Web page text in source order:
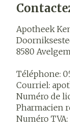
Apotheek
8580 Avelgem
Téléphone:
Courriel:
Numéro de
Pharmacien
Numéro TVA: